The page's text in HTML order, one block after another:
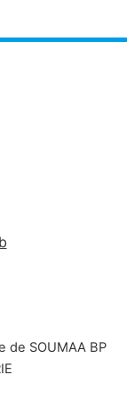
de SOUMAA BP